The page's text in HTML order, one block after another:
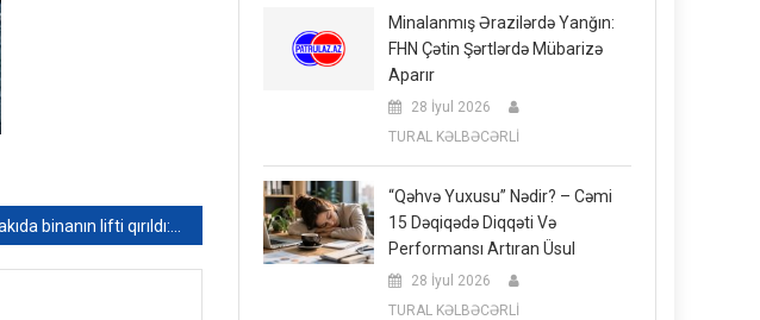
Minalanmış Ərazilərdə Yanğın:
FHN Çətin Şərtlərdə Mübarizə
Aparır
28 İyul 2026
TURAL KƏLBƏCƏRLİ
“Qəhvə Yuxusu” Nədir? – Cəmi
15 Dəqiqədə Diqqəti Və
Performansı Artıran Üsul
28 İyul 2026
TURAL KƏLBƏCƏRLİ